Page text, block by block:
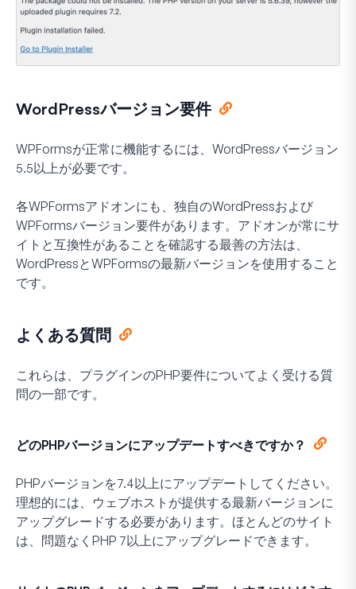
WordPressバージョン要件
WPFormsが正常に機能するには、WordPressバージョン
5.5以上が必要です。
各WPFormsアドオンにも、独自のWordPressおよび
WPFormsバージョン要件があります。アドオンが常にサ
イトと互換性があることを確認する最善の方法は、
WordPressとWPFormsの最新バージョンを使用すること
です。
よくある質問
これらは、プラグインのPHP要件についてよく受ける質
問の一部です。
どのPHPバージョンにアップデートすべきですか？
PHPバージョンを7.4以上にアップデートしてください。
理想的には、ウェブホストが提供する最新バージョンに
アップグレードする必要があります。ほとんどのサイト
は、問題なくPHP 7以上にアップグレードできます。